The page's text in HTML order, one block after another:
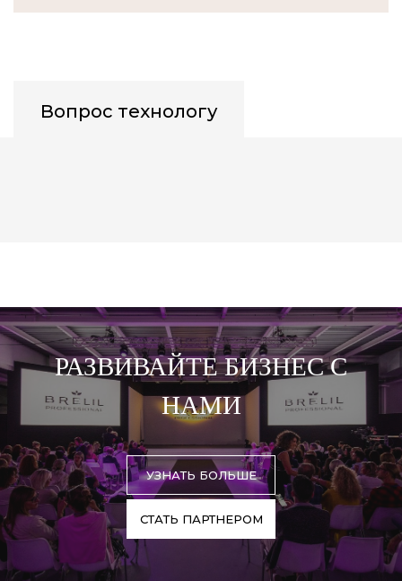
Вопрос технологу
РАЗВИВАЙТЕ БИЗНЕС С
НАМИ
УЗНАТЬ БОЛЬШЕ
СТАТЬ ПАРТНЕРОМ